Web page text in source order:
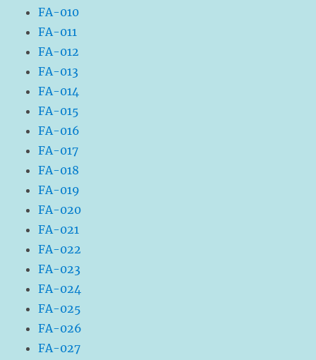
FA-010
FA-011
FA-012
FA-013
FA-014
FA-015
FA-016
FA-017
FA-018
FA-019
FA-020
FA-021
FA-022
FA-023
FA-024
FA-025
FA-026
FA-027